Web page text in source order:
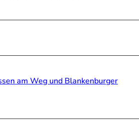
am Weg und Blankenburger